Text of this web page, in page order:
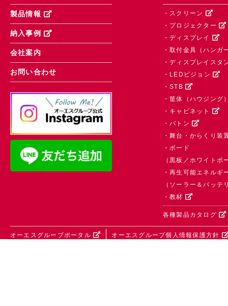
製品情報
納入事例
会社案内
お問い合わせ
・スクリーン
・プロジェクター
・ディスプレイ
・取付金具（ハンガ
・ディスプレイスタ
・LEDビジョン
・STB
・筐体（ハウジング
・キャビネット
・バトン
・舞台・からくり装
・ボード
（黒板／ホワイトボ
・再生可能エネルギ
（ソーラー＆バッテ
・教材
各種製品カタログ
オーエスグループポータル オーエスグループ個人情報保護方針